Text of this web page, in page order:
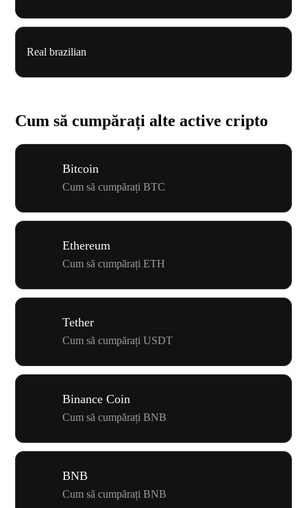
Real brazilian
Cum să cumpărați alte active cripto
Bitcoin
Cum să cumpărați BTC
Ethereum
Cum să cumpărați ETH
Tether
Cum să cumpărați USDT
Binance Coin
Cum să cumpărați BNB
BNB
Cum să cumpărați BNB